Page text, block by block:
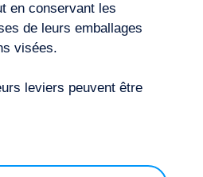
en conservant les
de leurs emballages
visées.
leviers peuvent être